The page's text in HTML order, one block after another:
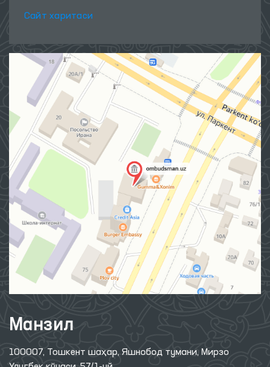
Сайт харитаси
Манзил
100007, Тошкент шаҳар, Яшнобод тумани, Мирзо